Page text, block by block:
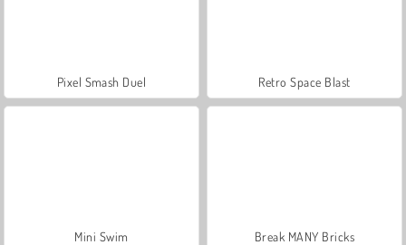
Pixel Smash Duel Retro Space Blast
Mini Swim Break MANY Bricks